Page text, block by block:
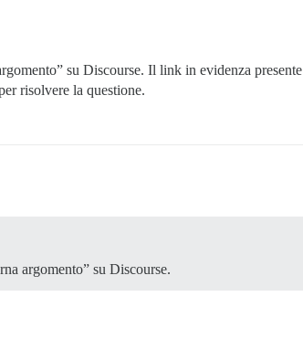
su Discourse. Il link in evidenza presente
risolvere la questione.
argomento” su Discourse.